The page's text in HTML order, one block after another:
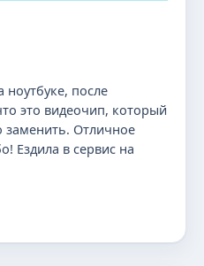
после
это видеочип, который
Отличное
Ездила в сервис на